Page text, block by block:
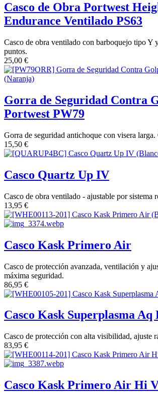
Casco de Obra Portwest
Endurance Ventilado PS63
Casco de obra ventilado con barboquejo tipo Y
puntos.
25,00 €
Gorra de Seguridad Contra
Portwest PW79
Gorra de seguridad antichoque con visera
15,50 €
Casco Quartz Up IV
Casco de obra ventilado - ajustable por sistema
13,95 €
Casco Kask Primero Air
Casco de protección avanzada, ventilación y
máxima seguridad.
86,95 €
Casco Kask Superplasma Aq
Casco de protección con alta visibilidad, ajuste
83,95 €
Casco Kask Primero Air Hi